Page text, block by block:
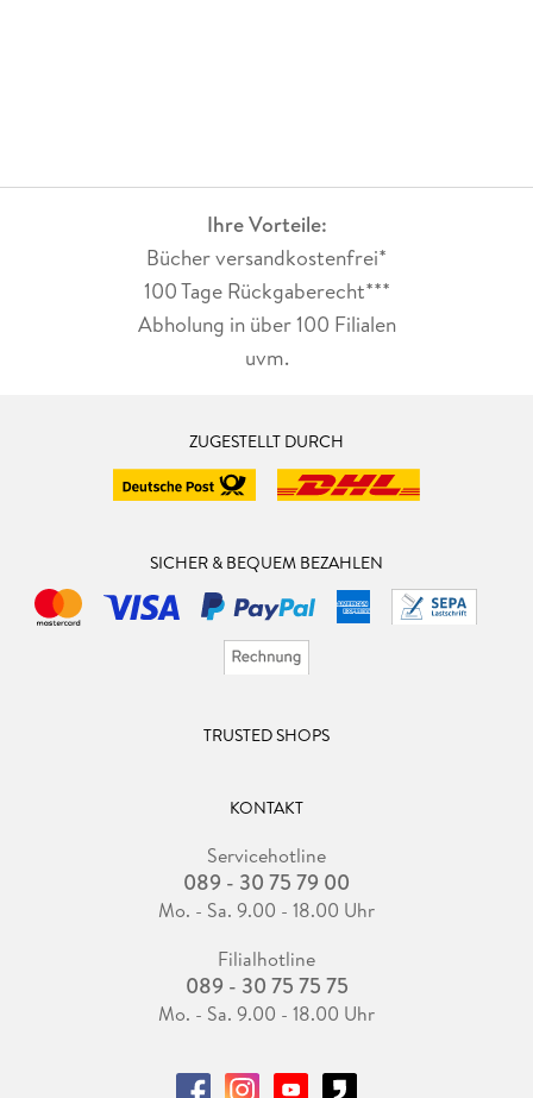
Ihre Vorteile:
Bücher versandkostenfrei*
100 Tage Rückgaberecht***
Abholung in über 100 Filialen
uvm.
ZUGESTELLT DURCH
SICHER & BEQUEM BEZAHLEN
TRUSTED SHOPS
KONTAKT
Servicehotline
089 - 30 75 79 00
Mo. - Sa. 9.00 - 18.00 Uhr
Filialhotline
089 - 30 75 75 75
Mo. - Sa. 9.00 - 18.00 Uhr